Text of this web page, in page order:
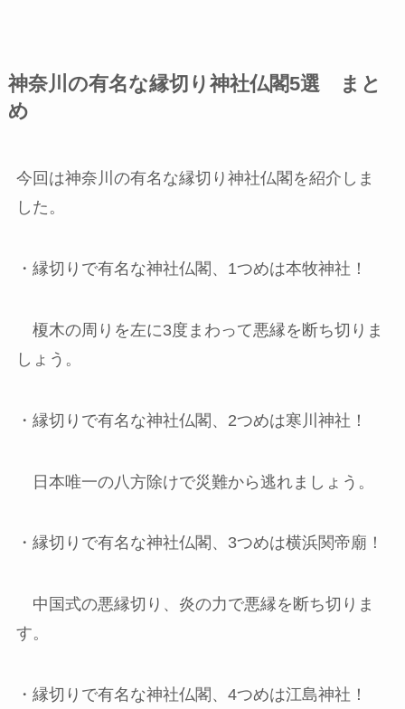
神奈川の有名な縁切り神社仏閣5選 まと
め
今回は神奈川の有名な縁切り神社仏閣を紹介しま
した。
・縁切りで有名な神社仏閣、1つめは本牧神社！
榎木の周りを左に3度まわって悪縁を断ち切りま
しょう。
・縁切りで有名な神社仏閣、2つめは寒川神社！
日本唯一の八方除けで災難から逃れましょう。
・縁切りで有名な神社仏閣、3つめは横浜関帝廟！
中国式の悪縁切り、炎の力で悪縁を断ち切りま
す。
・縁切りで有名な神社仏閣、4つめは江島神社！